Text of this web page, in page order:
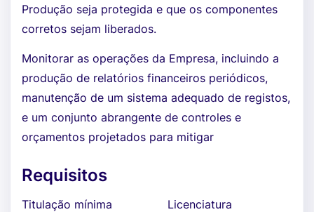
Produção seja protegida e que os componentes
corretos sejam liberados.
Monitorar as operações da Empresa, incluindo a
produção de relatórios financeiros periódicos,
manutenção de um sistema adequado de registos,
e um conjunto abrangente de controles e
orçamentos projetados para mitigar
Requisitos
Titulação mínima
Licenciatura